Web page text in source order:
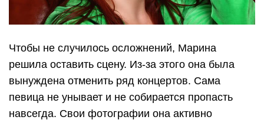
Чтобы не случилось осложнений, Марина
решила оставить сцену. Из-за этого она была
вынуждена отменить ряд концертов. Сама
певица не унывает и не собирается пропасть
навсегда. Свои фотографии она активно